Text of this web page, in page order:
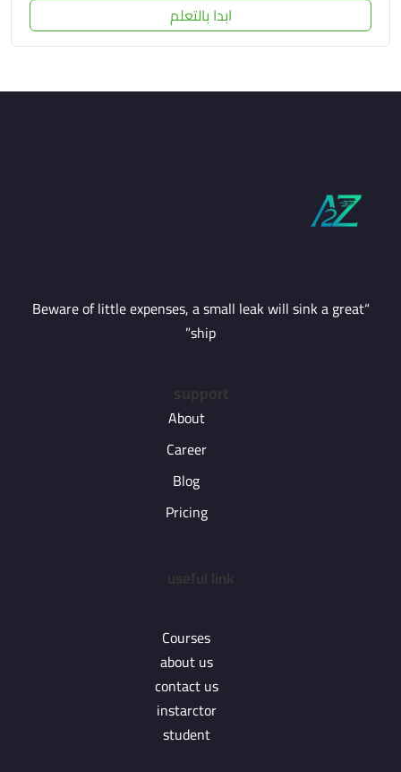
ابدا بالتعلم
“Beware of little expenses, a small leak will sink a great
ship”
About
Career
Blog
Pricing
Courses
about us
contact us
instarctor
student